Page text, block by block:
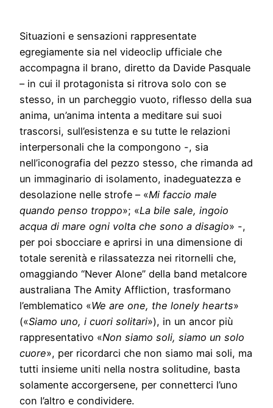
Situazioni e sensazioni rappresentate
egregiamente sia nel videoclip ufficiale che
accompagna il brano, diretto da Davide Pasquale
– in cui il protagonista si ritrova solo con se
stesso, in un parcheggio vuoto, riflesso della sua
anima, un’anima intenta a meditare sui suoi
trascorsi, sull’esistenza e su tutte le relazioni
interpersonali che la compongono -, sia
nell’iconografia del pezzo stesso, che rimanda ad
un immaginario di isolamento, inadeguatezza e
desolazione nelle strofe – «Mi faccio male
quando penso troppo»; «La bile sale, ingoio
acqua di mare ogni volta che sono a disagio» -,
per poi sbocciare e aprirsi in una dimensione di
totale serenità e rilassatezza nei ritornelli che,
omaggiando “Never Alone” della band metalcore
australiana The Amity Affliction, trasformano
l’emblematico «We are one, the lonely hearts»
(«Siamo uno, i cuori solitari»), in un ancor più
rappresentativo «Non siamo soli, siamo un solo
cuore», per ricordarci che non siamo mai soli, ma
tutti insieme uniti nella nostra solitudine, basta
solamente accorgersene, per connetterci l’uno
con l’altro e condividere.